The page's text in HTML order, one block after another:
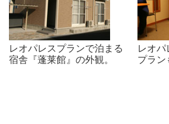
レオパレスプランで泊まる
宿舎『蓬莱館』の外観。
レオ
プラン